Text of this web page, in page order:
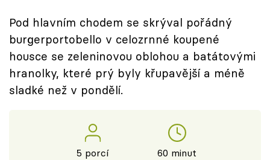
Sledujte prima+
Přihlášení
Pod hlavním chodem se skrýval pořádný
burgerportobello v celozrnné koupené
housce se zeleninovou oblohou a batátovými
hranolky, které prý byly křupavější a méně
sladké než v pondělí.
5 porcí 60 minut